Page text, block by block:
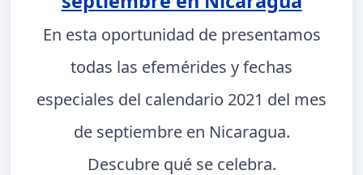
En esta oportunidad de presentamos
todas las efemérides y fechas
especiales del calendario 2021 del mes
de septiembre en Nicaragua.
Descubre qué se celebra.